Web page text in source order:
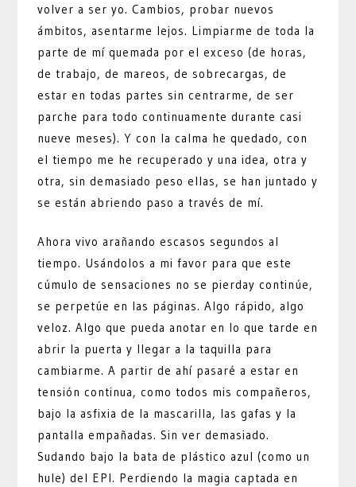
volver a ser yo. Cambios, probar nuevos
ámbitos, asentarme lejos. Limpiarme de toda la
parte de mí quemada por el exceso (de horas,
de trabajo, de mareos, de sobrecargas, de
estar en todas partes sin centrarme, de ser
parche para todo continuamente durante casi
nueve meses). Y con la calma he quedado, con
el tiempo me he recuperado y una idea, otra y
otra, sin demasiado peso ellas, se han juntado y
se están abriendo paso a través de mí.
Ahora vivo arañando escasos segundos al
tiempo. Usándolos a mi favor para que este
cúmulo de sensaciones no se pierday continúe,
se perpetúe en las páginas. Algo rápido, algo
veloz. Algo que pueda anotar en lo que tarde en
abrir la puerta y llegar a la taquilla para
cambiarme. A partir de ahí pasaré a estar en
tensión continua, como todos mis compañeros,
bajo la asfixia de la mascarilla, las gafas y la
pantalla empañadas. Sin ver demasiado.
Sudando bajo la bata de plástico azul (como un
hule) del EPI. Perdiendo la magia captada en